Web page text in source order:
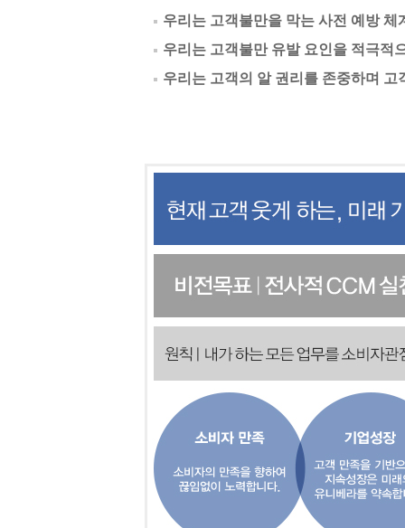
우리는 고객불만을 막는 사전 예방 체
우리는 고객불만 유발 요인을 적극적
우리는 고객의 알 권리를 존중하며